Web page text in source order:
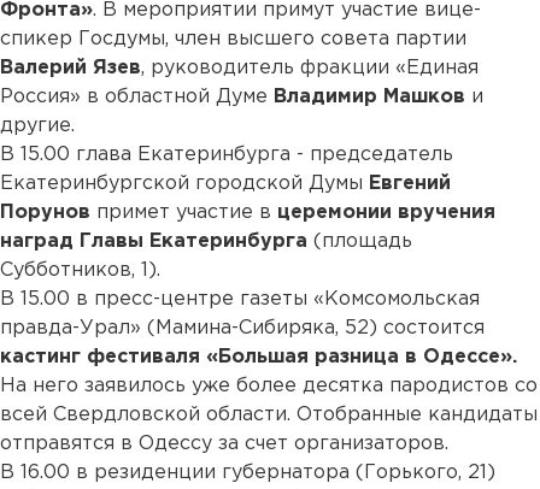
Фронта». В мероприятии примут участие вице-
спикер Госдумы, член высшего совета партии
Валерий Язев, руководитель фракции «Единая
Россия» в областной Думе Владимир Машков и
другие.
В 15.00 глава Екатеринбурга - председатель
Екатеринбургской городской Думы Евгений
Порунов примет участие в церемонии вручения
наград Главы Екатеринбурга (площадь
Субботников, 1).
В 15.00 в пресс-центре газеты «Комсомольская
правда-Урал» (Мамина-Сибиряка, 52) состоится
кастинг фестиваля «Большая разница в Одессе».
На него заявилось уже более десятка пародистов со
всей Свердловской области. Отобранные кандидаты
отправятся в Одессу за счет организаторов.
В 16.00 в резиденции губернатора (Горького, 21)